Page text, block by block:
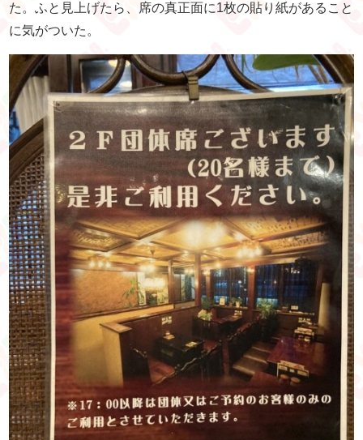
た。ふと見上げたら、席の真正面に1枚の貼り紙があること
に気がついた。